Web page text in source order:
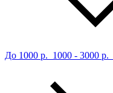
До 1000 р. 1000 - 3000 р.